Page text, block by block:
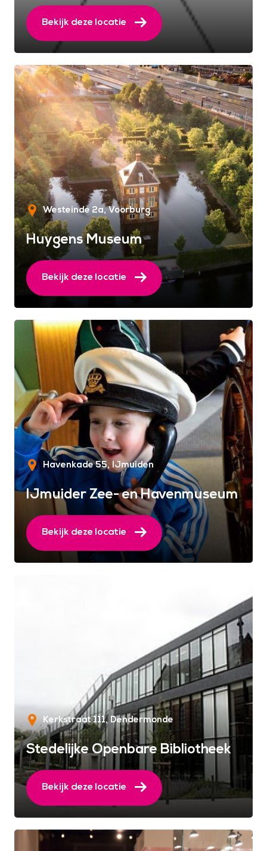
Bekijk deze locatie
Westeinde 2a Voorburg
Huygens Museum
Bekijk deze locatie
Havenkade 55 IJmuiden
IJmuider Zee- en Havenmuseum
Bekijk deze locatie
Kerkstraat 111 Dendermonde
Stedelijke Openbare Bibliotheek
Bekijk deze locatie